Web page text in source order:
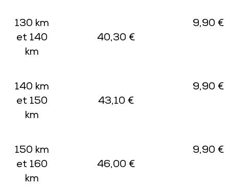
130 km
et 140
km
40,30 €
9,90 €
140 km
et 150
km
43,10 €
9,90 €
150 km
et 160
km
46,00 €
9,90 €